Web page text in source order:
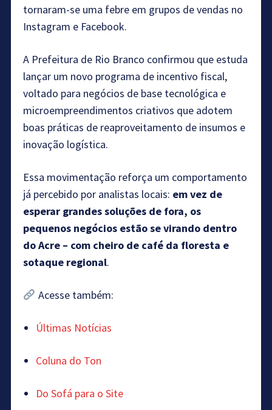
tornaram-se uma febre em grupos de vendas no
Instagram e Facebook.
A Prefeitura de Rio Branco confirmou que estuda
lançar um novo programa de incentivo fiscal,
voltado para negócios de base tecnológica e
microempreendimentos criativos que adotem
boas práticas de reaproveitamento de insumos e
inovação logística.
Essa movimentação reforça um comportamento
já percebido por analistas locais: em vez de
esperar grandes soluções de fora, os
pequenos negócios estão se virando dentro
do Acre – com cheiro de café da floresta e
sotaque regional.
Acesse também:
Últimas Notícias
Coluna do Ton
Do Sofá para o Site